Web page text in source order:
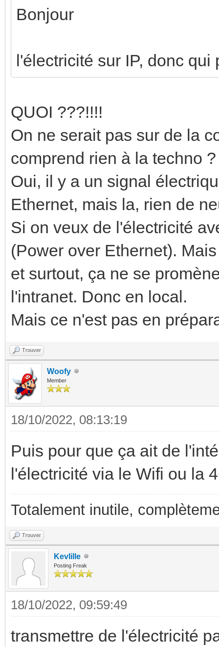
Bonjour
l'électricité sur IP, donc
QUOI ???!!!!
On ne serait pas sur de la
comprend rien à la techno ?
Oui, il y a un signal
Ethernet, mais la, rien de
Si on veux de l'électricité
(Power over Ethernet).
et surtout, ça ne se
l'intranet. Donc en local.
Mais ce n'est pas en
Trouver
Woofy
Member
18/10/2022, 08:13:19
Puis pour que ça ait de
l'électricité via le Wifi ou la
Totalement inutile,
Trouver
Kevlille
Posting Freak
18/10/2022, 09:59:49
transmettre de l'électricité